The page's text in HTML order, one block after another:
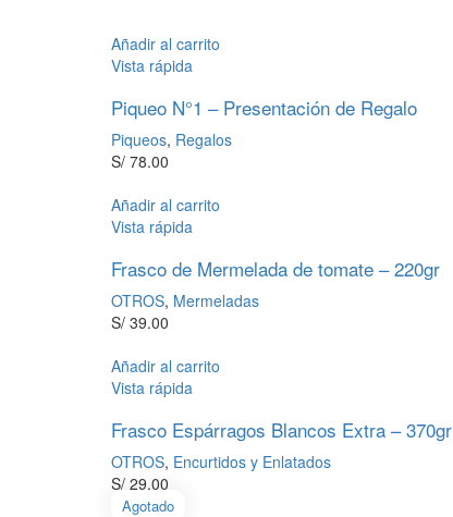
Añadir al carrito
Vista rápida
Piqueo N°1 – Presentación de Regalo
Piqueos, Regalos
S/ 78.00
Añadir al carrito
Vista rápida
Frasco de Mermelada de tomate – 220gr
OTROS, Mermeladas
S/ 39.00
Añadir al carrito
Vista rápida
Frasco Espárragos Blancos Extra – 370gr
OTROS, Encurtidos y Enlatados
S/ 29.00
Agotado